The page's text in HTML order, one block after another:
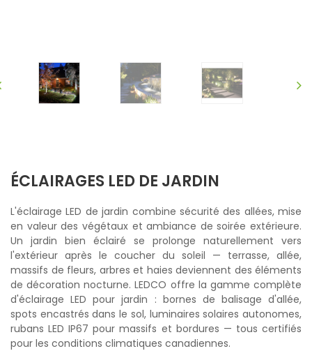
ÉCLAIRAGES LED DE JARDIN
L'éclairage LED de jardin combine sécurité des allées, mise
en valeur des végétaux et ambiance de soirée extérieure.
Un jardin bien éclairé se prolonge naturellement vers
l'extérieur après le coucher du soleil — terrasse, allée,
massifs de fleurs, arbres et haies deviennent des éléments
de décoration nocturne. LEDCO offre la gamme complète
d'éclairage LED pour jardin : bornes de balisage d'allée,
spots encastrés dans le sol, luminaires solaires autonomes,
rubans LED IP67 pour massifs et bordures — tous certifiés
pour les conditions climatiques canadiennes.